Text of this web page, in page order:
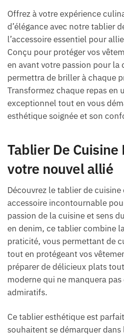
Offrez à votre expérience
d’élégance avec notre tablier
l’accessoire essentiel pour
Conçu pour protéger vos
en avant votre passion pour la
permettra de briller à chaque
Transformez chaque repas en
exceptionnel tout en vous
esthétique soignée et son
Tablier De Cuisine
votre nouvel allié
Découvrez le tablier de
accessoire incontournable
passion de la cuisine et sens
en denim, ce tablier combine
praticité, vous permettant de
tout en protégeant vos
préparer de délicieux plats
moderne qui ne manquera pas
admiratifs.
Ce tablier esthétique est
souhaitent se démarquer